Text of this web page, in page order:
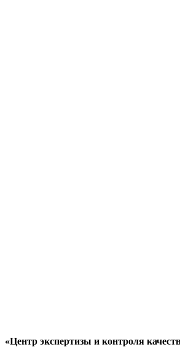
«Центр экспертизы и контроля